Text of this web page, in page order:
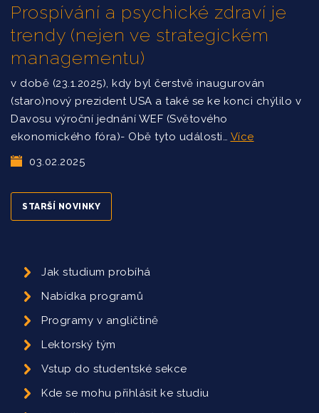
Prospívání a psychické zdraví je
trendy (nejen ve strategickém
managementu)
v době (23.1.2025), kdy byl čerstvě inaugurován
(staro)nový prezident USA a také se ke konci chýlilo v
Davosu výroční jednání WEF (Světového
ekonomického fóra)- Obě tyto události… Více
03.02.2025
STARŠÍ NOVINKY
Jak studium probíhá
Nabídka programů
Programy v angličtině
Lektorský tým
Vstup do studentské sekce
Kde se mohu přihlásit ke studiu